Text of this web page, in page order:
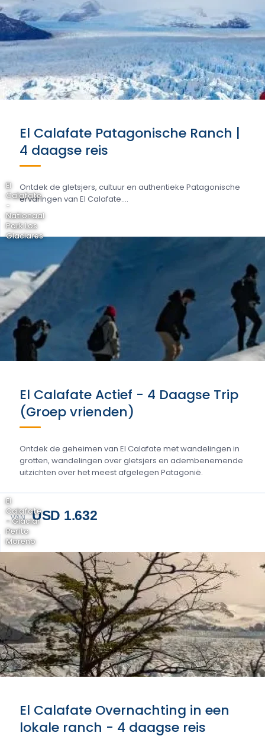
El Calafate Patagonische Ranch |
4 daagse reis
Ontdek de gletsjers, cultuur en authentieke Patagonische
ervaringen van El Calafate....
El
Calafate
-
Nationaal
Park Los
Glaciares
El Calafate Actief - 4 Daagse Trip
(Groep vrienden)
Ontdek de geheimen van El Calafate met wandelingen in
grotten, wandelingen over gletsjers en adembenemende
uitzichten over het meest afgelegen Patagonië.
VAN USD 1.632
El
Calafate
- Glaciar
Perito
Moreno
El Calafate Overnachting in een
lokale ranch - 4 daagse reis